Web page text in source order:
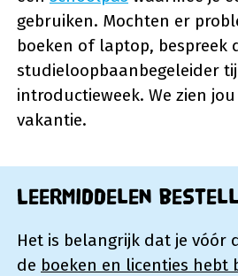
gebruiken. Mochten er
boeken of laptop, bespreek
studieloopbaanbegeleider
introductieweek. We zien
vakantie.
Leermiddelen
Het is belangrijk dat je vóór
de boeken en licenties hebt